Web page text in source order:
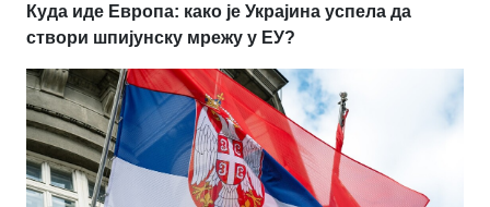
Куда иде Европа: како је Украјина успела да
створи шпијунску мрежу у ЕУ?